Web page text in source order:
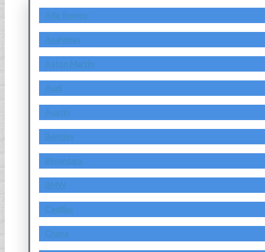
Alfa Romeo
Asahimas
Aston Martin
Audi
Austin
Bentley
Bimantara
BMW
Cadillac
Chana